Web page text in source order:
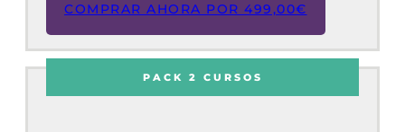
COMPRAR AHORA POR 499,00€
PACK 2 CURSOS